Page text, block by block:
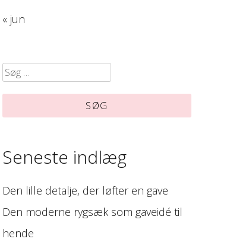
« jun
Søg
efter:
Seneste indlæg
Den lille detalje, der løfter en gave
Den moderne rygsæk som gaveidé til
hende